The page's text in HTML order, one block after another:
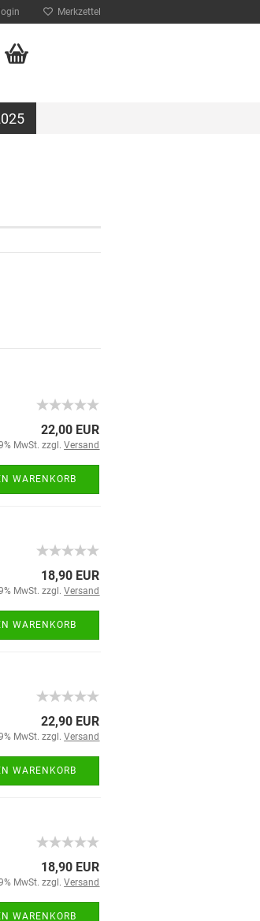
Merkzettel
22,00 EUR
MwSt. zzgl.Versand
WARENKORB
18,90 EUR
MwSt. zzgl.Versand
WARENKORB
22,90 EUR
MwSt. zzgl.Versand
WARENKORB
18,90 EUR
MwSt. zzgl.Versand
WARENKORB